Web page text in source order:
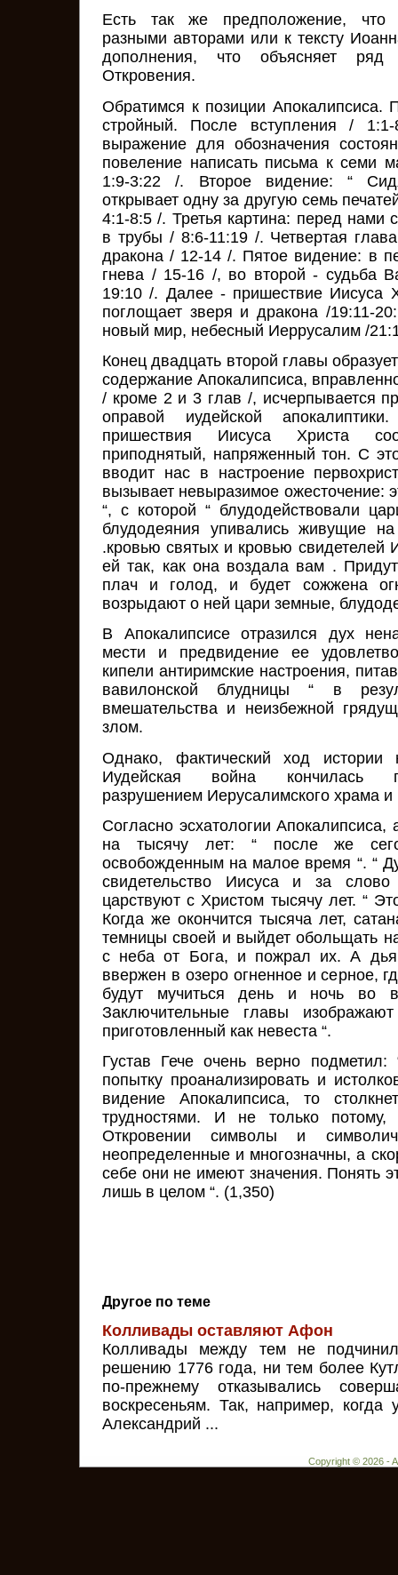
Есть так же предположение, что
разными авторами или к тексту
дополнения, что объясняет ряд
Откровения.
Обратимся к позиции Апокалипсиса.
стройный. После вступления /
выражение для обозначения
повеление написать письма к семи
1:9-3:22 /. Второе видение: “
открывает одну за другую семь
4:1-8:5 /. Третья картина: перед нами
в трубы / 8:6-11:19 /. Четвертая
дракона / 12-14 /. Пятое видение: в
гнева / 15-16 /, во второй - судьба
19:10 /. Далее - пришествие Иисуса
поглощает зверя и дракона /19:11-
новый мир, небесный Иеррусалим /
Конец двадцать второй главы
содержание Апокалипсиса,
/ кроме 2 и 3 глав /, исчерпывается
оправой иудейской
пришествия Иисуса Христа
приподнятый, напряженный тон. С
вводит нас в настроение
вызывает невыразимое ожесточение:
“, с которой “ блудодействовали
блудодеяния упивались живущие
.кровью святых и кровью свидетелей
ей так, как она воздала вам .
плач и голод, и будет сожжена
возрыдают о ней цари земные,
В Апокалипсисе отразился дух
мести и предвидение ее
кипели антиримские настроения,
вавилонской блудницы “ в
вмешательства и неизбежной
злом.
Однако, фактический ход
Иудейская война кончилась
разрушением Иерусалимского храма
Согласно эсхатологии Апокалипсиса,
на тысячу лет: “ после же
освобожденным на малое время “. “
свидетельство Иисуса и за
царствуют с Христом тысячу лет. “
Когда же окончится тысяча лет,
темницы своей и выйдет обольщать
с неба от Бога, и пожрал их. А
ввержен в озеро огненное и серное,
будут мучиться день и ночь во
Заключительные главы
приготовленный как невеста “.
Густав Гече очень верно подметил:
попытку проанализировать и
видение Апокалипсиса, то
трудностями. И не только
Откровении символы и
неопределенные и многозначны, а
себе они не имеют значения. Понять
лишь в целом “. (1,350)
Другое по теме
Колливады оставляют Афон
Колливады между тем не
решению 1776 года, ни тем более
по-прежнему отказывались
воскресеньям. Так, например,
Александрий ...
Copyright © 2026 -